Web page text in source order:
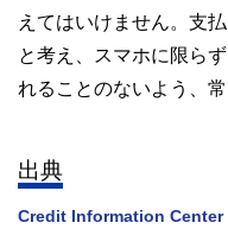
えてはいけません。支
と考え、スマホに限ら
れることのないよう、
出典
Credit Information Center